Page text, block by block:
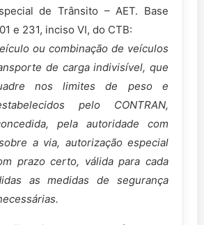
de Trânsito – AET. Base
e 231, inciso VI, do CTB:
ou combinação de veículos
de carga indivisível, que
nos limites de peso e
pelo CONTRAN,
pela autoridade com
a via, autorização especial
prazo certo, válida para cada
as medidas de segurança